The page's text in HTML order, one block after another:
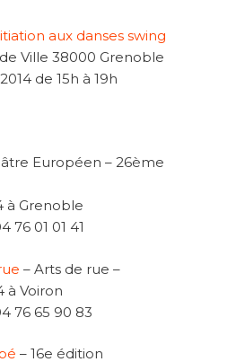
aux danses swing
Ville 38000 Grenoble
de 15h à 19h
Européen – 26ème
à Grenoble
76 01 01 41
– Arts de rue –
à Voiron
76 65 90 83
– 16e édition